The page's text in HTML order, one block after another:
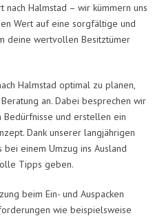
nach Halmstad – wir kümmern uns
Wert auf eine sorgfältige und
deine wertvollen Besitztümer
Halmstad optimal zu planen,
an. Dabei besprechen wir
und erstellen ein
Dank unserer langjährigen
einem Umzug ins Ausland
Tipps geben.
beim Ein- und Auspacken
wie beispielsweise